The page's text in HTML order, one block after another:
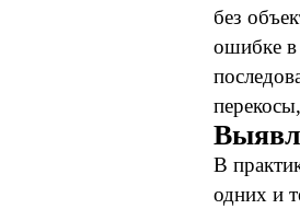
без
ошибке в
В
одних и